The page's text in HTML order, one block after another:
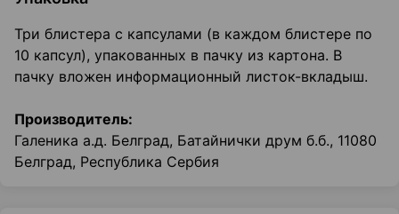
Три блистера с капсулами (в каждом блистере по
10 капсул), упакованных в пачку из картона. В
пачку вложен информационный листок-вкладыш.
Производитель:
Галеника а.д. Белград, Батайнички друм б.б., 11080
Белград, Республика Сербия